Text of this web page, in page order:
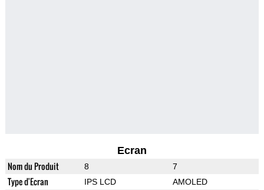
Ecran
Nom du Produit 8 7
Type d'Ecran IPS LCD AMOLED